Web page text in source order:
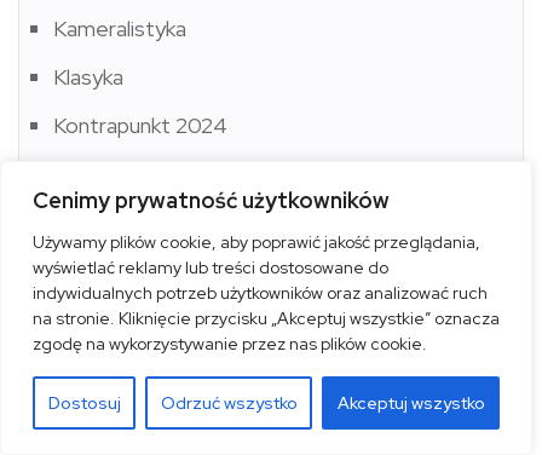
Cenimy prywatność użytkowników
Używamy plików cookie, aby poprawić jakość przeglądania,
wyświetlać reklamy lub treści dostosowane do
indywidualnych potrzeb użytkowników oraz analizować ruch
na stronie. Kliknięcie przycisku „Akceptuj wszystkie” oznacza
zgodę na wykorzystywanie przez nas plików cookie.
Dostosuj Odrzuć wszystko Akceptuj wszystko
Kameralistyka
Klasyka
Kontrapunkt 2024
Malarstwo
Marynistyka
Morze
Muzyka